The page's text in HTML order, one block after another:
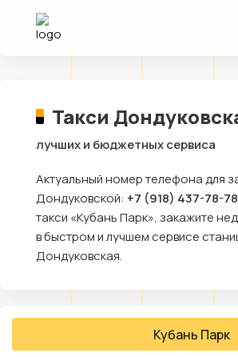
Такси
лучших и бюджетных сервиса
Актуальный номер телефона для
Дондуковской: +7 (918) 437-78-78
такси «Кубань Парк», закажите
в быстром и лучшем сервисе
Дондуковская.
Кубань Парк